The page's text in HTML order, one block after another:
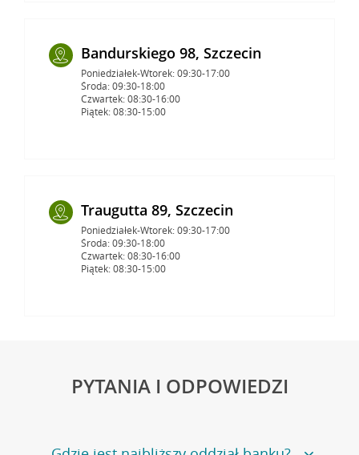
Bandurskiego 98, Szczecin
Poniedziałek-Wtorek: 09:30-17:00
Środa: 09:30-18:00
Czwartek: 08:30-16:00
Piątek: 08:30-15:00
Traugutta 89, Szczecin
Poniedziałek-Wtorek: 09:30-17:00
Środa: 09:30-18:00
Czwartek: 08:30-16:00
Piątek: 08:30-15:00
PYTANIA I ODPOWIEDZI